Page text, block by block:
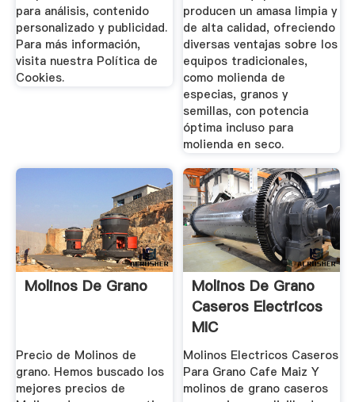
para análisis, contenido
personalizado y publicidad.
Para más información,
visita nuestra Política de
Cookies.
producen un amasa limpia y
de alta calidad, ofreciendo
diversas ventajas sobre los
equipos tradicionales,
como molienda de
especias, granos y
semillas, con potencia
óptima incluso para
molienda en seco.
Molinos De Grano
Precio de Molinos de
grano. Hemos buscado los
mejores precios de
Molinos De Grano
Caseros Electricos
MIC
Molinos Electricos Caseros
Para Grano Cafe Maiz Y
molinos de grano caseros